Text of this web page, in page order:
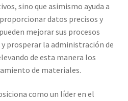
sino que asimismo ayuda a
datos precisos y
mejorar sus procesos
prosperar la administración de
de esta manera los
de materiales.
como un líder en el